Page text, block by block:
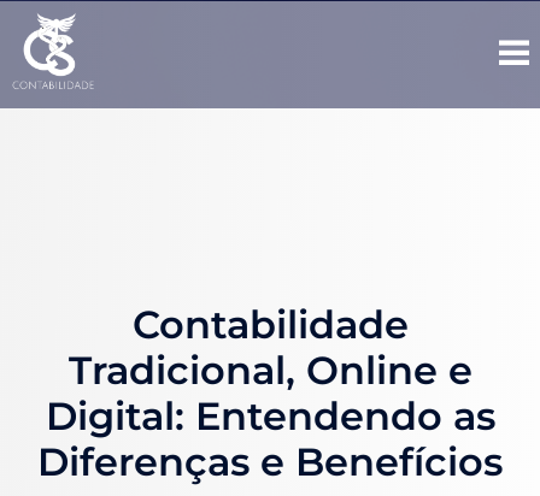
Contabilidade
Tradicional, Online e
Digital: Entendendo as
Diferenças e Benefícios